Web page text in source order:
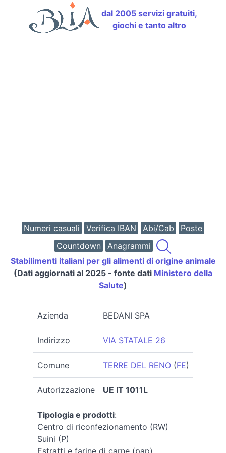
dal 2005 servizi gratuiti,
giochi e tanto altro
Numeri casuali Verifica IBAN Abi/Cab
Poste
Countdown
Anagrammi
Stabilimenti italiani per gli alimenti di origine animale
(Dati aggiornati al 2025 - fonte dati Ministero della
Salute)
Azienda BEDANI SPA
Indirizzo VIA STATALE 26
Comune TERRE DEL RENO(FE)
Autorizzazione UE IT 1011L
Tipologia e prodotti:
Centro di riconfezionamento (RW)
Suini (P)
Estratti e farine di carne (pap)